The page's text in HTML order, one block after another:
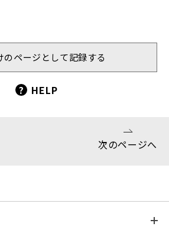
のページとして記録する
? HELP
次のページへ